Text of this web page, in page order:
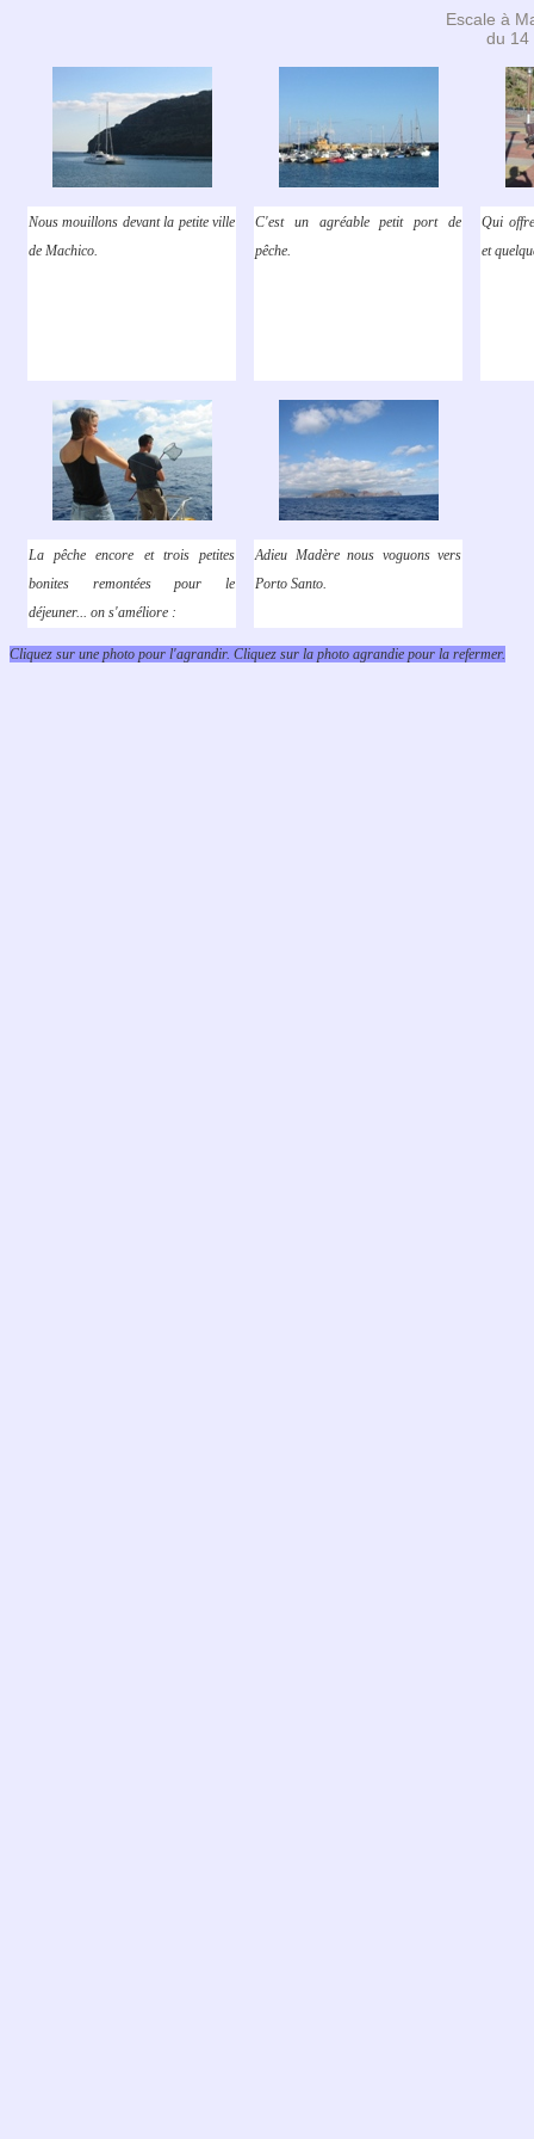
Escale à
du 14
Nous mouillons devant la petite ville
de Machico.
C'est un agréable petit port de
pêche.
Qui
et
La pêche encore et trois petites
bonites remontées pour le
déjeuner... on s'améliore :
Adieu Madère nous voguons vers
Porto Santo.
Cliquez sur une photo pour l'agrandir. Cliquez sur la photo agrandie pour la refermer.